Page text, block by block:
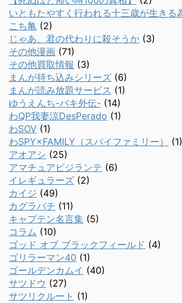
いともたやすく行われる十三歳が生きる
こち亀 (2)
じゃあ、君の代わりに殺そうか (3)
その他漫画 (71)
その他買取情報 (3)
まんが持ち込みシリーズ (6)
まんが読み放題サービス (1)
ゆうえんち-バキ外伝- (14)
わQP我妻涼DesPerado (1)
わSOV (1)
わSPY×FAMILY（スパイファミリー）
(1)
アオアシ (25)
アマチュアビジランテ (6)
イレギュラーズ (2)
カイジ (49)
カグラバチ (11)
キャプテン名言集 (5)
コラム (10)
ゴッド オブ ブラックフィールド (4)
ゴリラーマン40 (1)
ゴールデンカムイ (40)
サツドウ (27)
サツリクルート (1)